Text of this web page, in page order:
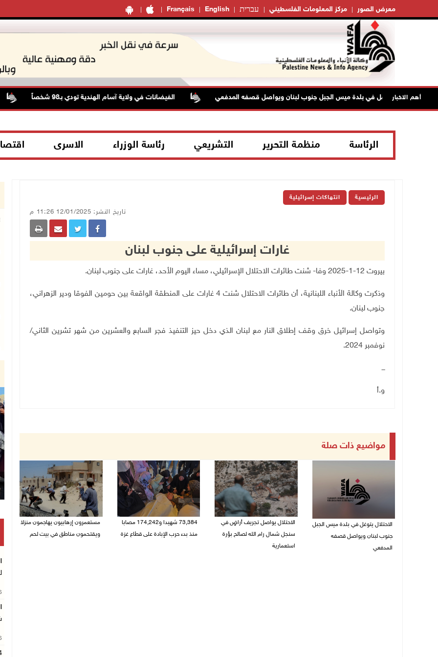
Français English עברית مركز المعلومات الفلسطيني معرض الصور
أهم الاخبار
الاحتلال يتوغل في بلدة ميس الجبل جنوب لبنان ويواصل قصفه المدفعي الفيضانات في ولاية آسام الهندية تودي بـ98 شخصاً
الرئاسة منظمة التحرير التشريعي رئاسة الوزراء الاسرى
الرئيسية انتهاكات إسرائيلية
تاريخ النشر: 12/01/2025 11:26 م
غارات إسرائيلية على جنوب لبنان
بيروت 12-1-2025 وفا- شنت طائرات الاحتلال الإسرائيلي، مساء اليوم الأحد، غارات على جنوب لبنان.
وذكرت وكالة الأنباء اللبنانية، أن طائرات الاحتلال شنت 4 غارات على المنطقة الواقعة بين حومين الفوقا ودير الزهراني،
جنوب لبنان.
وتواصل إسرائيل خرق وقف إطلاق النار مع لبنان الذي دخل حيز التنفيذ فجر السابع والعشرين من شهر تشرين الثاني/
نوفمبر 2024.
ـــ
و.أ
مواضيع ذات صلة
الاحتلال يتوغل في بلدة ميس الجبل
جنوب لبنان ويواصل قصفه
المدفعي
الاحتلال يواصل تجريف أراضٍ في
سنجل شمال رام الله لصالح بؤرة
استعمارية
73,384 شهيدا و174,242 مصابا
منذ بدء حرب الإبادة على قطاع غزة
مستعمرون إرهابيون يهاجمون منزلا
ويقتحمون مناطق في بيت لحم